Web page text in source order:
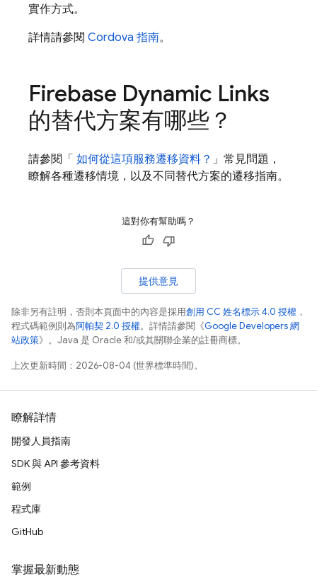
實作方式。
詳情請參閱 Cordova 指南。
Firebase Dynamic Links
的替代方案有哪些？
請參閱「 如何從這項服務遷移資料？ 」常見問題，
瞭解各種遷移情境，以及不同替代方案的遷移指南。
這對你有幫助嗎？
提供意見
除非另有註明，否則本頁面中的內容是採用創用 CC 姓名標示 4.0 授權 ，
程式碼範例則為阿帕契 2.0 授權。詳情請參閱《Google Developers 網
站政策》。Java 是 Oracle 和/或其關聯企業的註冊商標。
上次更新時間：2026-08-04 (世界標準時間)。
瞭解詳情
開發人員指南
SDK 與 API 參考資料
範例
程式庫
GitHub
掌握最新動態